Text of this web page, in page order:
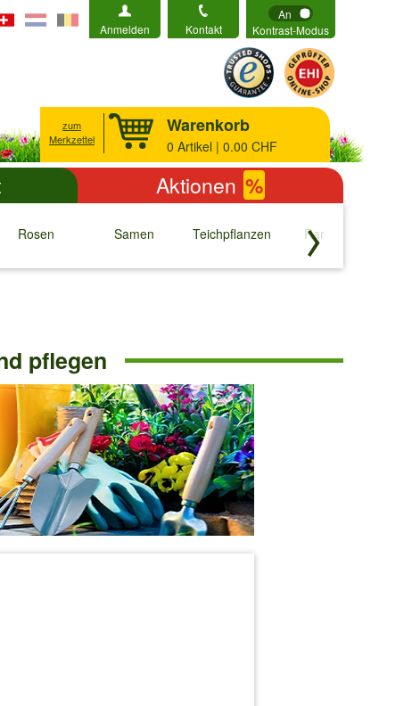
Anmelden Kontakt
An
Kontrast-Modus
zum
Merkzettel
Warenkorb
0 Artikel | 0.00 CHF
Aktionen %
Rosen Samen
↓
Teichpflanzen
↓
Raritäten
↓
pflegen